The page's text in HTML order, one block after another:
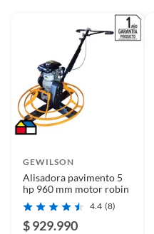
Forma
Resistencia al tráfico
Resistencia
GEWILSON
Alisadora pavimento 5
hp 960 mm motor robin
4.4 (8)
$ 929.990